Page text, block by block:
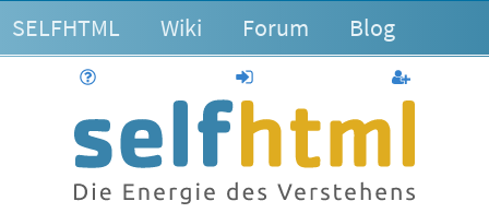
SELFHTML Wiki Forum Blog
anmelden